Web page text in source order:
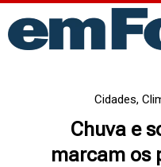
para
Cidades,
Chuva e
marcam os